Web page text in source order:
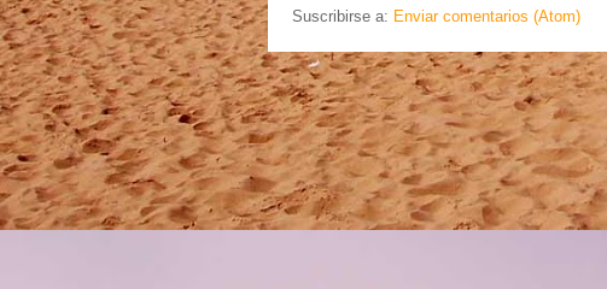
Suscribirse a: Enviar comentarios (Atom)